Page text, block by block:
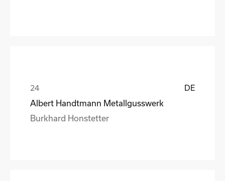
DE
Albert Handtmann Metallgusswerk
Burkhard Honstetter